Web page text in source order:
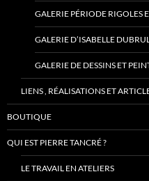
GALERIE PÉRIODE RIGOLES
GALERIE D’ISABELLE
GALERIE DE DESSINS ET
LIENS , RÉALISATIONS ET
BOUTIQUE
QUI EST PIERRE TANCRÉ ?
LE TRAVAIL EN ATELIERS